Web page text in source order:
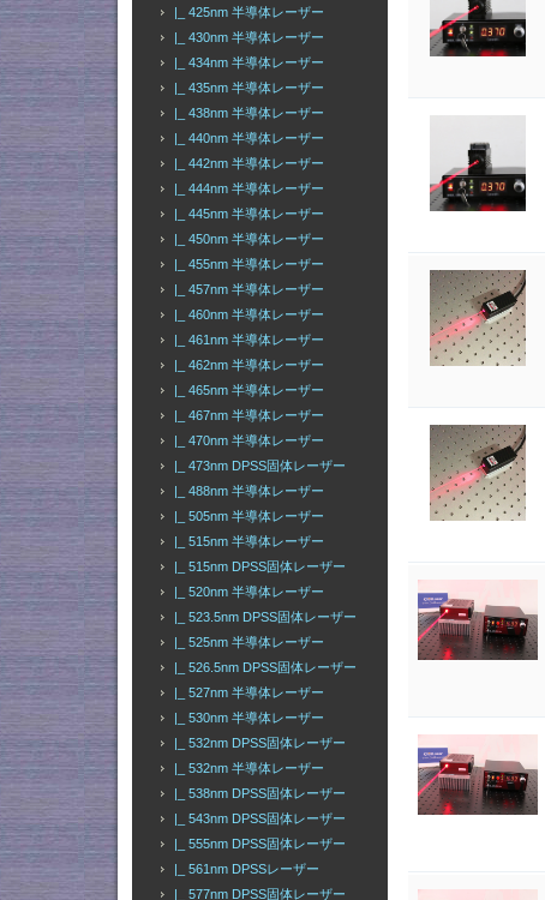
|_ 425nm 半導体レーザー
|_ 430nm 半導体レーザー
|_ 434nm 半導体レーザー
|_ 435nm 半導体レーザー
|_ 438nm 半導体レーザー
|_ 440nm 半導体レーザー
|_ 442nm 半導体レーザー
|_ 444nm 半導体レーザー
|_ 445nm 半導体レーザー
|_ 450nm 半導体レーザー
|_ 455nm 半導体レーザー
|_ 457nm 半導体レーザー
|_ 460nm 半導体レーザー
|_ 461nm 半導体レーザー
|_ 462nm 半導体レーザー
|_ 465nm 半導体レーザー
|_ 467nm 半導体レーザー
|_ 470nm 半導体レーザー
|_ 473nm DPSS固体レーザー
|_ 488nm 半導体レーザー
|_ 505nm 半導体レーザー
|_ 515nm 半導体レーザー
|_ 515nm DPSS固体レーザー
|_ 520nm 半導体レーザー
|_ 523.5nm DPSS固体レーザー
|_ 525nm 半導体レーザー
|_ 526.5nm DPSS固体レーザー
|_ 527nm 半導体レーザー
|_ 530nm 半導体レーザー
|_ 532nm DPSS固体レーザー
|_ 532nm 半導体レーザー
|_ 538nm DPSS固体レーザー
|_ 543nm DPSS固体レーザー
|_ 555nm DPSS固体レーザー
|_ 561nm DPSSレーザー
|_ 577nm DPSS固体レーザー